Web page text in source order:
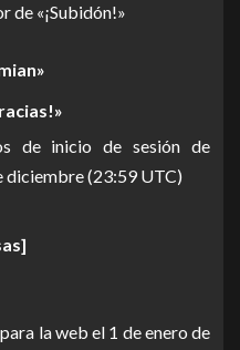
de «¡Subidón!»
de inicio de sesión de
diciembre (23:59 UTC)
la web el 1 de enero de